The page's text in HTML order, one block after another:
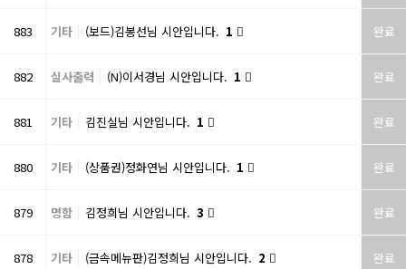
883 기타 (보드)김봉선님 시안입니다. 1 완료
882 실사출력 (N)이서경님 시안입니다. 1 완료
881 기타 김진실님 시안입니다. 1 완료
880 기타 (상품권)정화연님 시안입니다. 1 완료
879 명함 김정희님 시안입니다. 3 완료
878 기타 (금속메뉴판)김정희님 시안입니다. 2 완료